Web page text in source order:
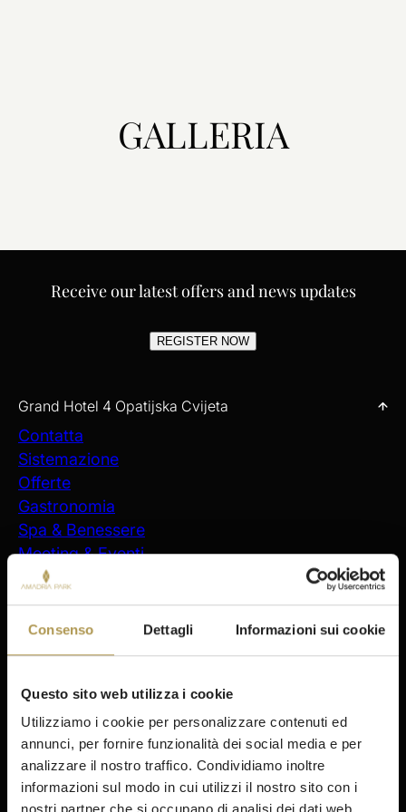
Consenso Dettagli Informazioni sui cookie
Questo sito web utilizza i cookie
Utilizziamo i cookie per personalizzare contenuti ed
annunci, per fornire funzionalità dei social media e per
analizzare il nostro traffico. Condividiamo inoltre
informazioni sul modo in cui utilizzi il nostro sito con i
GALLERIA
Receive our latest offers and news updates
REGISTER NOW
Grand Hotel 4 Opatijska Cvijeta
Contatta
Sistemazione
Offerte
Gastronomia
Spa & Benessere
Meeting & Eventi
Attività
Prenotazioni
Soggiorno
Šibenik
Amadria Park Beach Hotel Jure
Amadria Park Kids Hotel Andrija
Amadria Park Family Hotel Jakov
Amadria Park Beach Hotel Niko
Amadria Park Camping Šibenik